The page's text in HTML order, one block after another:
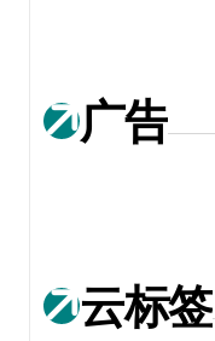
广告
云标签